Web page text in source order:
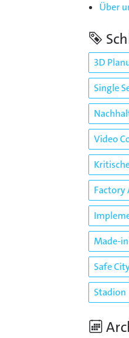
Über
3D
Single
Video
Factory
Made-
Safe
Stadion